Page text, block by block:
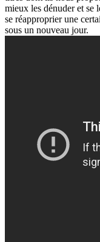
mieux les dénuder et se
se réapproprier une
sous un nouveau jour.